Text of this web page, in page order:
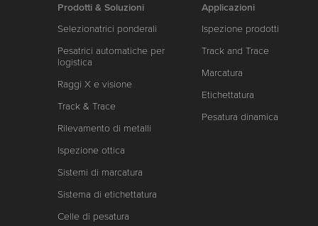
Prodotti & Soluzioni
Selezionatrici ponderali
Pesatrici automatiche per
logistica
Raggi X e visione
Track & Trace
Rilevamento di metalli
Ispezione ottica
Sistemi di marcatura
Sistema di etichettatura
Celle di pesatura
Applicazioni
Ispezione prodotti
Track and Trace
Marcatura
Etichettatura
Pesatura dinamica